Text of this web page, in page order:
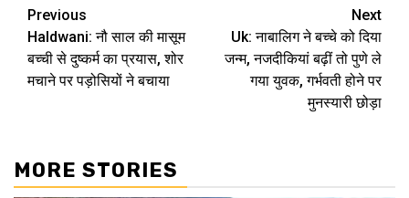
Continue
Reading
Previous
Haldwani: नौ साल की मासूम
बच्ची से दुष्कर्म का प्रयास, शोर
मचाने पर पड़ोसियों ने बचाया
Next
Uk: नाबालिग ने बच्चे को दिया
जन्म, नजदीकियां बढ़ीं तो पुणे ले
गया युवक, गर्भवती होने पर
मुनस्यारी छोड़ा
MORE STORIES